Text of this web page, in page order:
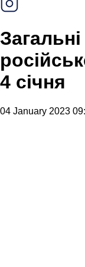
4 січня
04 January 2023